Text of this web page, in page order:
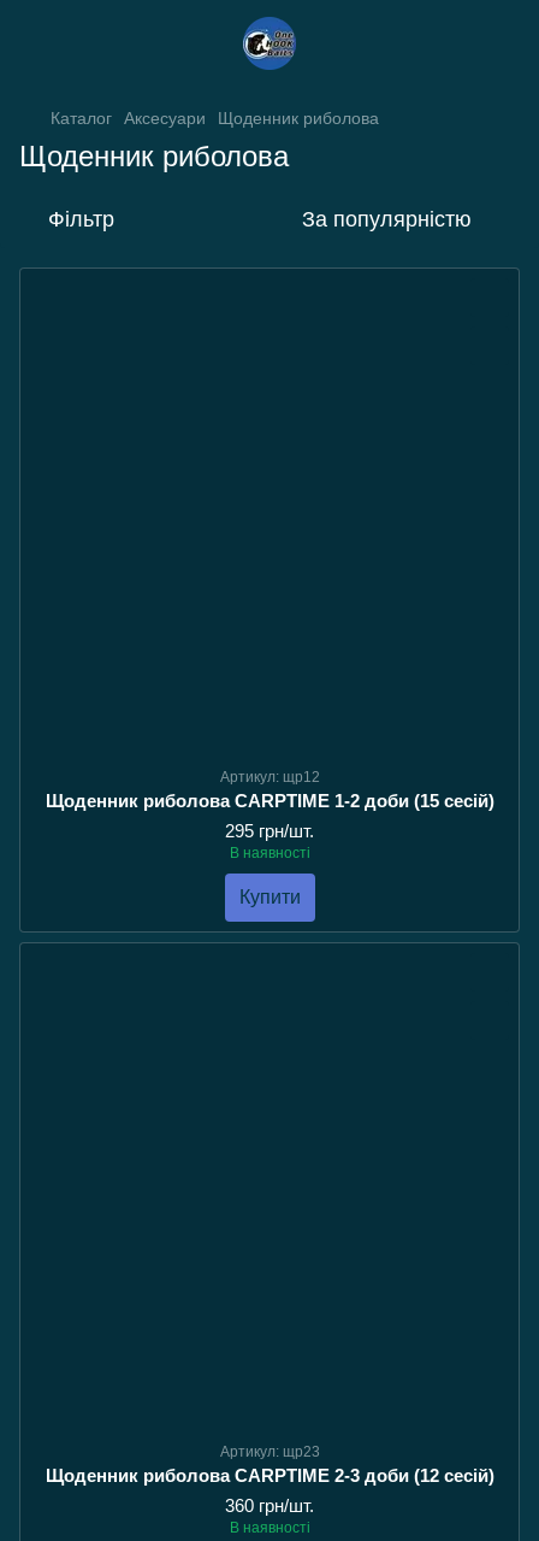
Каталог Аксесуари Щоденник риболова
Щоденник риболова
Фільтр За популярністю
Артикул: щр12
Щоденник риболова CARPTIME 1-2 доби (15 сесій)
295 грн/шт.
В наявності
Купити
Артикул: щр23
Щоденник риболова CARPTIME 2-3 доби (12 сесій)
360 грн/шт.
В наявності